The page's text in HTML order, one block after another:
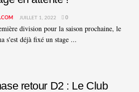
JUILLET 1, 2022 0
division pour la saison prochaine, le
s'est déjà fixé un stage ...
retour D2 : Le Club